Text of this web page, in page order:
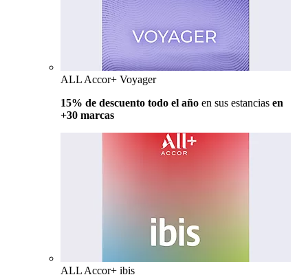
ALL Accor+ Voyager
15% de descuento todo el año en sus estancias en
+30 marcas
ALL Accor+ ibis